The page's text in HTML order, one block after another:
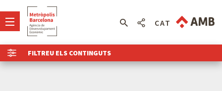
FILTREU ELS CONTINGUTS
CAT
)